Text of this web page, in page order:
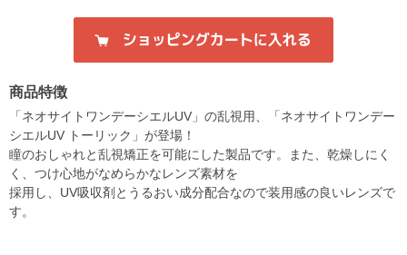
商品特徴
「ネオサイトワンデーシエルUV」の乱視用、「ネオサイトワンデー
シエルUV トーリック」が登場！
瞳のおしゃれと乱視矯正を可能にした製品です。また、乾燥しにく
く、つけ心地がなめらかなレンズ素材を
採用し、UV吸収剤とうるおい成分配合なので装用感の良いレンズで
す。